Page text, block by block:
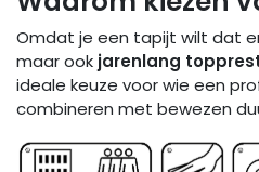
Omdat je een tapijt wilt dat
maar ook jarenlang
ideale keuze voor wie een
combineren met bewezen